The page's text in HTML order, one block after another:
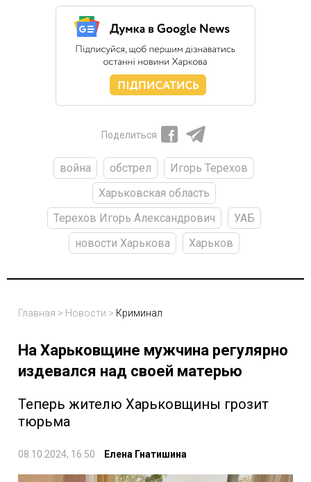
Поделиться
война обстрел
Игорь Терехов
Харьковская область
Терехов Игорь Александрович
УАБ
новости Харькова
Харьков
Главная > Новости > Криминал
На Харьковщине мужчина регулярно
издевался над своей матерью
Теперь жителю Харьковщины грозит
тюрьма
08.10.2024, 16:50 Елена Гнатишина